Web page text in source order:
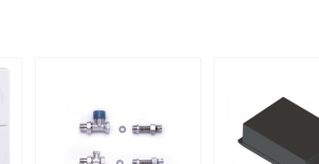
1900 венге.
Конвектор
ITT.080.200.1200 с
решеткой
Конвектор
ITT.080.200.1200
решеткой